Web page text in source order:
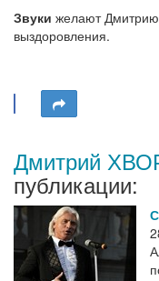
Звуки желают Дмитрию
выздоровления.
Дмитрий
публикации: